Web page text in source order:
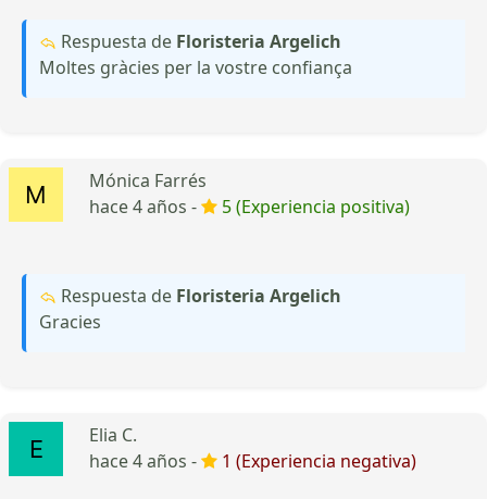
Respuesta de Floristeria Argelich
Moltes gràcies per la vostre confiança
Mónica Farrés
hace 4 años -
5 (Experiencia positiva)
Respuesta de Floristeria Argelich
Gracies
Elia C.
hace 4 años -
1 (Experiencia negativa)